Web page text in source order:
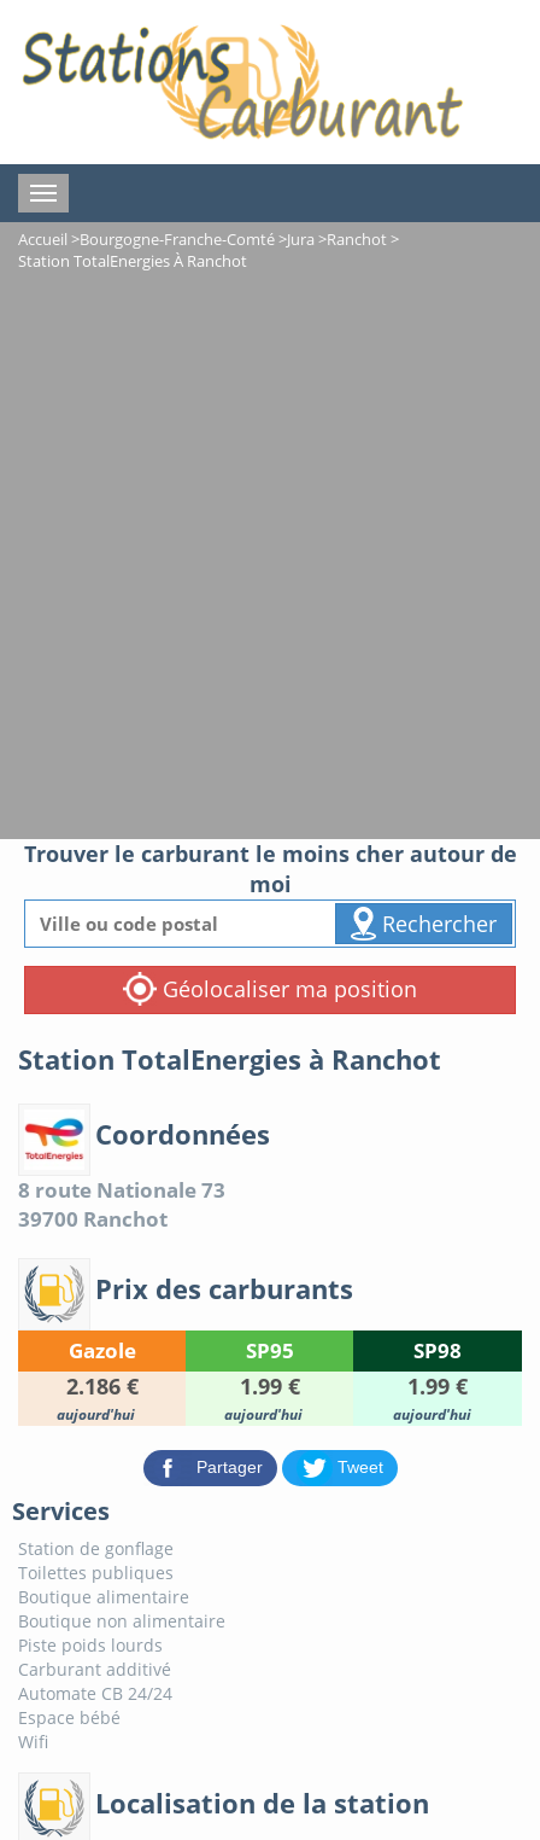
Toggle
navigation
Accueil >Bourgogne-Franche-Comté>Jura >Ranchot >
Station TotalEnergies À Ranchot
Trouver le carburant le moins cher autour de
moi
Rechercher
Géolocaliser ma position
Station TotalEnergies à Ranchot
Coordonnées
8 route Nationale 73
39700 Ranchot
Prix des carburants
Gazole SP95 SP98
2.186 € 1.99 € 1.99 €
aujourd'hui aujourd'hui aujourd'hui
Partager Tweet
Services
Station de gonflage
Toilettes publiques
Boutique alimentaire
Boutique non alimentaire
Piste poids lourds
Carburant additivé
Automate CB 24/24
Espace bébé
Wifi
Localisation de la station